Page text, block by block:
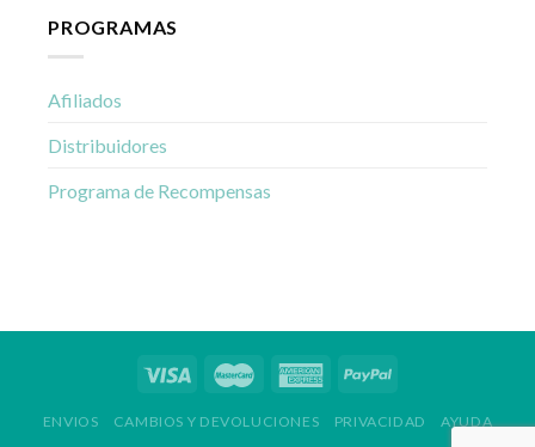
PROGRAMAS
Afiliados
Distribuidores
Programa de Recompensas
ENVIOS CAMBIOS Y DEVOLUCIONES PRIVACIDAD AYUDA